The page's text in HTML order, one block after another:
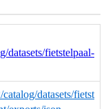
datasets/fietstelpaal-
datasets/fietst